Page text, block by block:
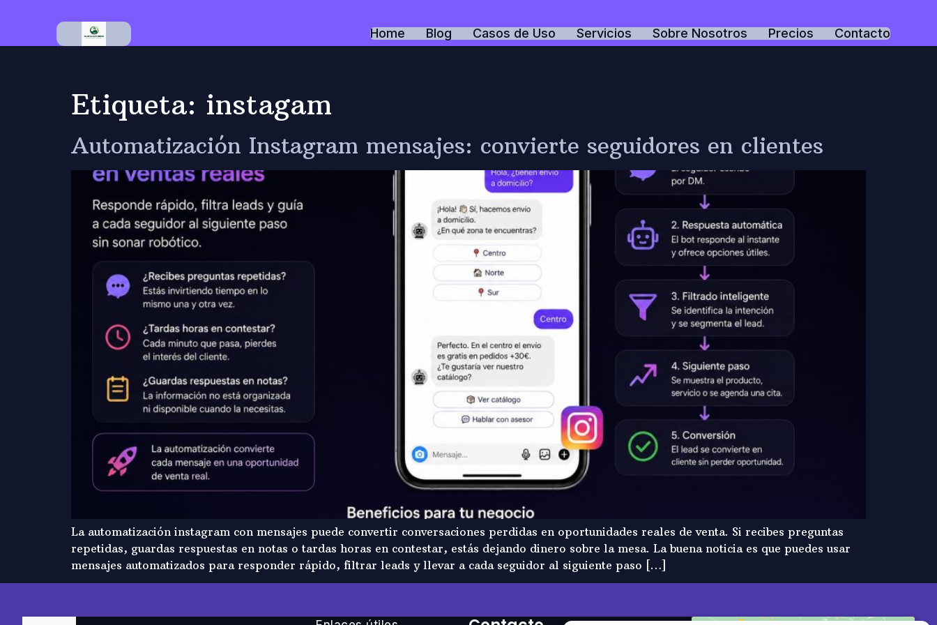
Home Blog Casos de Uso Servicios Sobre Nosotros Precios Contacto
Etiqueta: instagam
Automatización Instagram mensajes: convierte seguidores en clientes
La automatización instagram con mensajes puede convertir conversaciones perdidas en oportunidades reales de venta. Si recibes preguntas
repetidas, guardas respuestas en notas o tardas horas en contestar, estás dejando dinero sobre la mesa. La buena noticia es que puedes usar
mensajes automatizados para responder rápido, filtrar leads y llevar a cada seguidor al siguiente paso […]